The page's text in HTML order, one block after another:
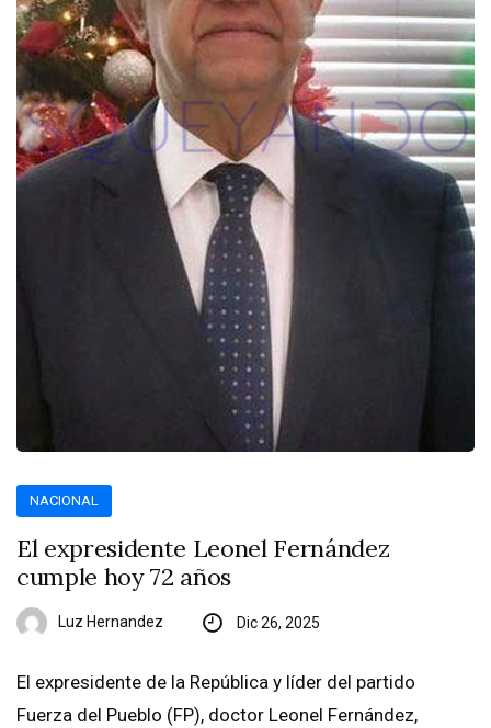
NACIONAL
El expresidente Leonel Fernández
cumple hoy 72 años
Luz Hernandez Dic 26, 2025
El expresidente de la República y líder del partido
Fuerza del Pueblo (FP), doctor Leonel Fernández,